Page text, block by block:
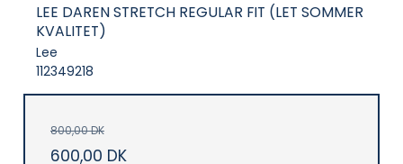
LEE DAREN STRETCH REGULAR FIT (LET SOMMER
KVALITET)
Lee
112349218
800,00 DK
600,00 DK